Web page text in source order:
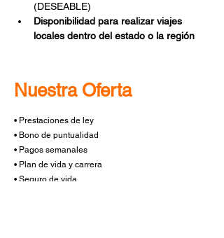
(DESEABLE)
Disponibilidad para realizar viajes
locales dentro del estado o la región
Nuestra Oferta
•⁠ Prestaciones de ley
•⁠ ⁠Bono de puntualidad
•⁠ ⁠Pagos semanales
•⁠ Plan de vida y carrera
•⁠ Seguro de vida